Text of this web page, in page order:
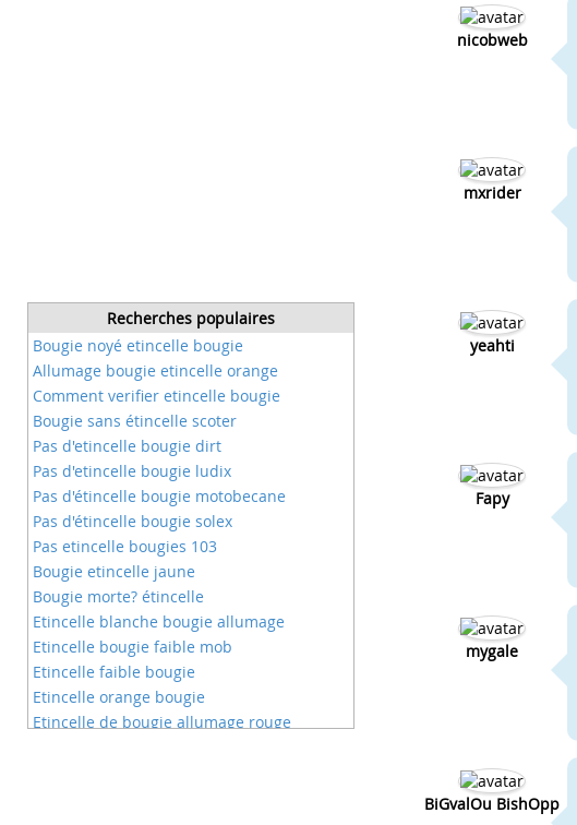
Recherches populaires
Bougie noyé etincelle bougie
Allumage bougie etincelle orange
Comment verifier etincelle bougie
Bougie sans étincelle scoter
Pas d'etincelle bougie dirt
Pas d'etincelle bougie ludix
Pas d'étincelle bougie motobecane
Pas d'étincelle bougie solex
Pas etincelle bougies 103
Bougie etincelle jaune
Bougie morte? étincelle
Etincelle blanche bougie allumage
Etincelle bougie faible mob
Etincelle faible bougie
Etincelle orange bougie
Etincelle de bougie allumage rouge
nicobweb
mxrider
yeahti
Fapy
mygale
BiGvalOu BishOpp